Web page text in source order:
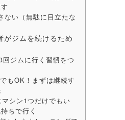
ない（無駄に目立たな
がジムを続けるため
ジムに行く習慣をつ
もOK！まずは継続す
シン1つだけでもい
ちで行く